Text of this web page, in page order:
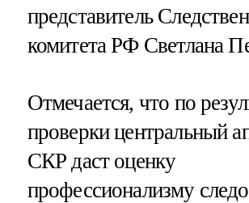
представитель
комитета РФ Светлана
Отмечается, что по
проверки центральный
СКР даст оценку
профессионализму